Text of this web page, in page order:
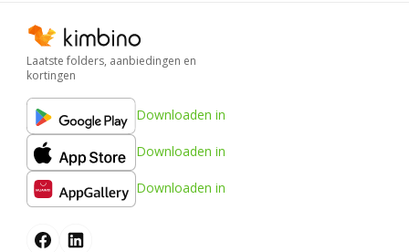
Laatste folders, aanbiedingen en
kortingen
Downloaden in
Downloaden in
Downloaden in